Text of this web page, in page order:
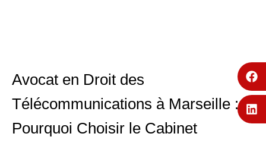
Avocat en Droit des
Télécommunications à Marseille :
Pourquoi Choisir le Cabinet